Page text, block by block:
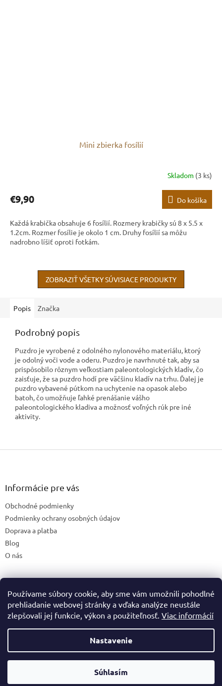
Používame súbory cookie, aby sme vám umožnili pohodlné
prehliadanie webovej stránky a vďaka analýze neustále
zlepšovali jej funkcie, výkon a použiteľnosť. Viac informácií
Nastavenie
Súhlasím
Mini zbierka fosílií
Skladom (3 ks)
€9,90 Do košíka
Každá krabička obsahuje 6 fosílií. Rozmery krabičky sú 8 x 5.5 x
1.2cm. Rozmer fosílie je okolo 1 cm. Druhy fosílií sa môžu
nadrobno líšiť oproti fotkám.
ZOBRAZIŤ VŠETKY SÚVISIACE PRODUKTY
Popis Značka
Podrobný popis
Puzdro je vyrobené z odolného nylonového materiálu, ktorý
je odolný voči vode a oderu. Puzdro je navrhnuté tak, aby sa
prispôsobilo rôznym veľkostiam paleontologických kladív, čo
zaisťuje, že sa puzdro hodí pre väčšinu kladív na trhu. Ďalej je
puzdro vybavené pútkom na uchytenie na opasok alebo
batoh, čo umožňuje ľahké prenášanie vášho
paleontologického kladiva a možnosť voľných rúk pre iné
aktivity.
Z
Informácie pre vás
Obchodné podmienky
Podmienky ochrany osobných údajov
Doprava a platba
Blog
O nás
České stránky
Vytvoril Shoptet
Premineraly.sk. Všetky práva vyhradené.